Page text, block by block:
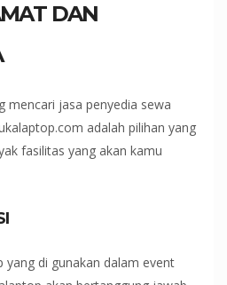
DAN
mencari jasa penyedia sewa
adalah pilihan yang
fasilitas yang akan kamu
yang di gunakan dalam event